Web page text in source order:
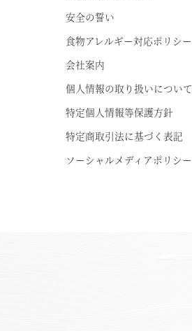
安全の誓い
食物アレルギー対応ポリシー
会社案内
個人情報の取り扱いについて
特定個人情報等保護方針
特定商取引法に基づく表記
ソーシャルメディアポリシー